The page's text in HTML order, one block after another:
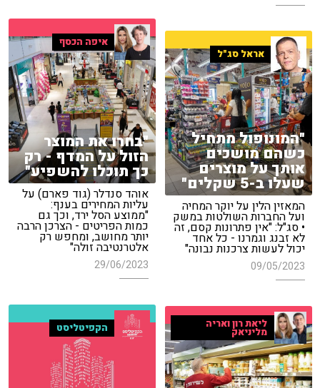
איפה הכסף
"בחרו את המוצר
הזול על המדף - רק
כך תוכלו להשפיע"
אוהד סנדלר (גוד פארם) על
עליות המחירים בענף:
"ממוצע הסל ירד, וכך גם
כמות הפריטים - הצרכן הרבה
יותר מחושב, ומחפש רק
אלטרנטיבה זולה"
29/06/2023
אראל סג"ל
"המונופול מתחיל
כשהם מושכים
אותך על מוצרים
שעלו ב-5 שקלים"
המאזין הלין על יוקר המחיה
ועל החברות השולטות במשק
• סג"ל: "אין פתרונות קסם, זה
לא זבנג וגמרנו - כל אחד
יכול לעשות צרכנות נבונה"
09/05/2023
הקפיטליסט ליאת רון ואריה
מליניאק